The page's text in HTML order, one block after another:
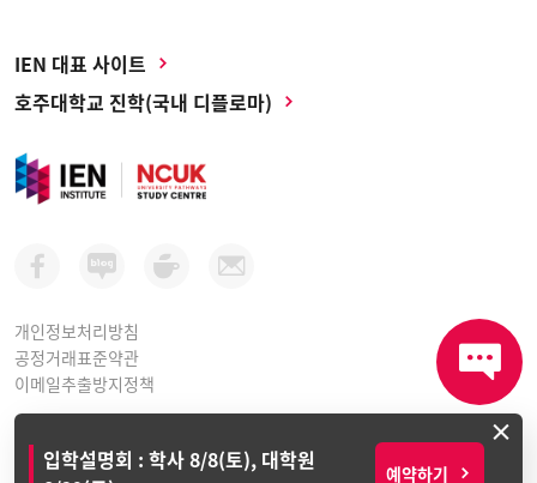
×
입학설명회 : 학사 8/8(토), 대학원
예약하기
IEN 대표 사이트
호주대학교 진학(국내 디플로마)
서울시 강남구 테헤란로 416, 연봉빌딩 2층 (선릉역 1번 출구)
개인정보처리방침
공정거래표준약관
이메일추출방지정책